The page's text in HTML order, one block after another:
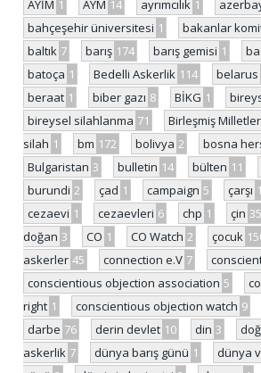
AYİM 1 AYM 14 ayrımcılık 1
bahçeşehir üniversitesi 1 bakanlar
baltık 7 barış 174 barış gemisi 1
batoça 1 Bedelli Askerlik 114 belarus
beraat 1 biber gazı 8 BİKG 1
bireysel silahlanma 71 Birleşmiş Milletler
silah 1 bm 172 bolivya 2 bosna
Bulgaristan 3 bulletin 14 bülten 11
burundi 2 çad 1 campaign 5 çarşı 1
cezaevi 1 cezaevleri 6 chp 1 çin 35
doğan 3 CO 1 CO Watch 2 çocuk
askerler 45 connection e.V 7
conscientious objection association 5
right 1 conscientious objection watch 9
darbe 76 derin devlet 10 din 3
askerlik 7 dünya barış günü 1
dünya